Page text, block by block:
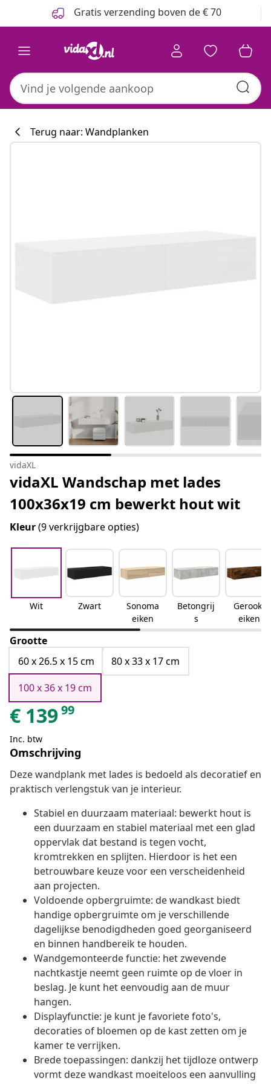
Gratis verzending boven de € 70
Terug naar: Wandplanken
vidaXL
vidaXL Wandschap met lades
100x36x19 cm bewerkt hout wit
Kleur(9 verkrijgbare opties)
Wit Zwart
Sonoma
eiken
Betongrij
s
Gerookt
eiken
Grootte
60 x 26.5 x 15 cm
80 x 33 x 17 cm
100 x 36 x 19 cm
€ 13999
Inc. btw
Omschrijving
Deze wandplank met lades is bedoeld als decoratief en
praktisch verlengstuk van je interieur.
Stabiel en duurzaam materiaal: bewerkt hout is
een duurzaam en stabiel materiaal met een glad
oppervlak dat bestand is tegen vocht,
kromtrekken en splijten. Hierdoor is het een
betrouwbare keuze voor een verscheidenheid
aan projecten.
Voldoende opbergruimte: de wandkast biedt
handige opbergruimte om je verschillende
dagelijkse benodigdheden goed georganiseerd
en binnen handbereik te houden.
Wandgemonteerde functie: het zwevende
nachtkastje neemt geen ruimte op de vloer in
beslag. Je kunt het eenvoudig aan de muur
hangen.
Displayfunctie: je kunt je favoriete foto's,
decoraties of bloemen op de kast zetten om je
kamer te verrijken.
Brede toepassingen: dankzij het tijdloze ontwerp
vormt deze wandkast moeiteloos een aanvulling